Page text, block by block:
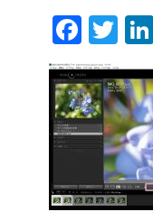
F
ac
e
b
o
k
T
wi
tt
er